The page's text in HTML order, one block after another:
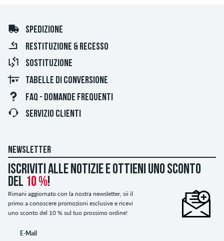
SPEDIZIONE
RESTITUZIONE & RECESSO
SOSTITUZIONE
TABELLE DI CONVERSIONE
FAQ - DOMANDE FREQUENTI
SERVIZIO CLIENTI
NEWSLETTER
Iscriviti alle notizie e ottieni uno sconto
del 10 %!
Rimani aggiornato con la nostra newsletter, sii il
primo a conoscere promozioni esclusive e ricevi
uno sconto del 10 % sul tuo prossimo ordine!
E-Mail